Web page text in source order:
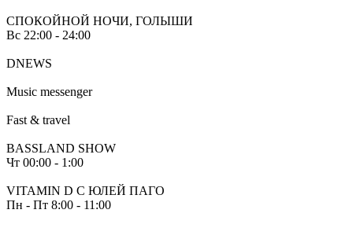
СПОКОЙНОЙ НОЧИ, ГОЛЫШИ
Вс 22:00 - 24:00
DNEWS
Music messenger
Fast & travel
BASSLAND SHOW
Чт 00:00 - 1:00
VITAMIN D С ЮЛЕЙ ПАГО
Пн - Пт 8:00 - 11:00